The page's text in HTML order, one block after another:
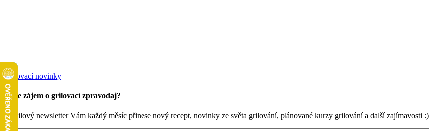
Grilovací novinky
Máte zájem o grilovací zpravodaj?
Emailový newsletter Vám každý měsíc přinese nový recept, novinky ze světa grilování, plánované kurzy grilování a další zajímavosti :)